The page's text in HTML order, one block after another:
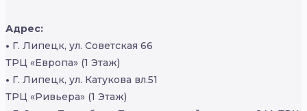
Адрес:
• Г. Липецк, ул. Советская 66
ТРЦ «Европа» (1 Этаж)
• Г. Липецк, ул. Катукова вл.51
ТРЦ «Ривьера» (1 Этаж)